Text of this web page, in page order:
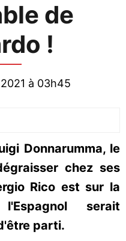
de
!
à 03h45
Donnarumma, le
chez ses
Rico est sur la
serait
parti.